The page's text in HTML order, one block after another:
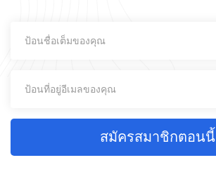
สมัครสมาชิกตอนนี้